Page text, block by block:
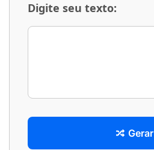
Digite seu texto:
Gerar